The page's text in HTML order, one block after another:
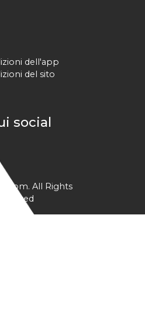
dell'app
del sito
social
All Rights
Reserved